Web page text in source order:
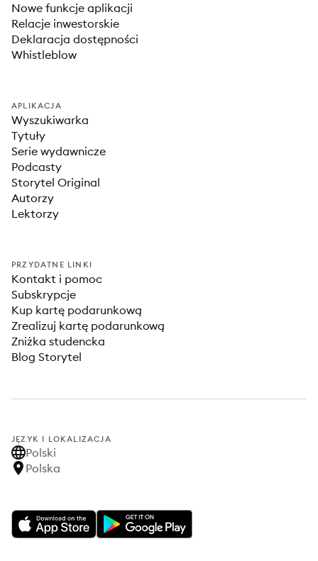
Nowe funkcje aplikacji
Relacje inwestorskie
Deklaracja dostępności
Whistleblow
APLIKACJA
Wyszukiwarka
Tytuły
Serie wydawnicze
Podcasty
Storytel Original
Autorzy
Lektorzy
PRZYDATNE LINKI
Kontakt i pomoc
Subskrypcje
Kup kartę podarunkową
Zrealizuj kartę podarunkową
Zniżka studencka
Blog Storytel
JĘZYK I LOKALIZACJA
Polski
Polska